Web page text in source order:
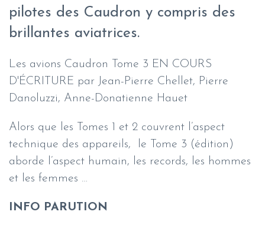
pilotes des Caudron y compris des
brillantes aviatrices.
Les avions Caudron Tome 3 EN COURS
D'ÉCRITURE par Jean-Pierre Chellet, Pierre
Danoluzzi, Anne-Donatienne Hauet
Alors que les Tomes 1 et 2 couvrent l’aspect
technique des appareils, le Tome 3 (édition)
aborde l’aspect humain, les records, les hommes
et les femmes …
INFO PARUTION